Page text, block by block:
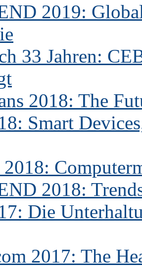
2019:
33 Jahren:
2018: The
Smart
2018:
Die
2017: The